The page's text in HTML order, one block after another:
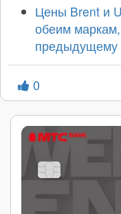
Цены Brent и
обеим
предыдущему
0